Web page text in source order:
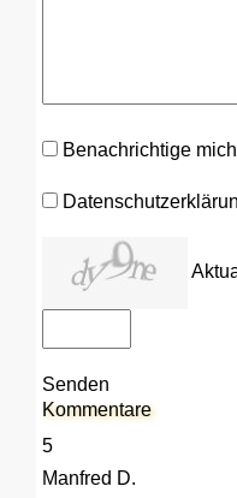
Benachrichtige
Senden
Kommentare
5
Manfred D.